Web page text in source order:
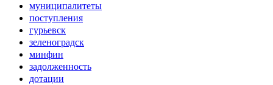
муниципалитеты
поступления
гурьевск
зеленоградск
минфин
задолженность
дотации